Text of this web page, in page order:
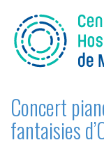
Concert
fantaisies